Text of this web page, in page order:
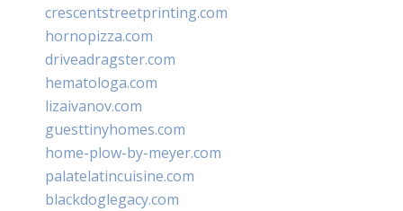
crescentstreetprinting.com
hornopizza.com
driveadragster.com
hematologa.com
lizaivanov.com
guesttinyhomes.com
home-plow-by-meyer.com
palatelatincuisine.com
blackdoglegacy.com